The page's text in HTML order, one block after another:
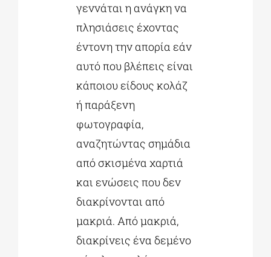
γεννάται η ανάγκη να
πλησιάσεις έχοντας
έντονη την απορία εάν
αυτό που βλέπεις είναι
κάποιου είδους κολάζ
ή παράξενη
φωτογραφία,
αναζητώντας σημάδια
από σκισμένα χαρτιά
και ενώσεις που δεν
διακρίνονται από
μακριά. Από μακριά,
διακρίνεις ένα δεμένο